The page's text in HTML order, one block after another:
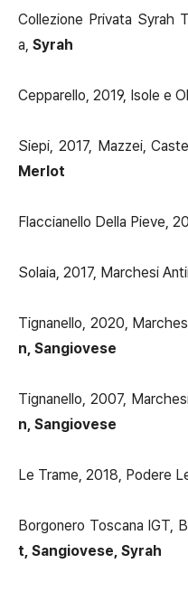
Collezione Privata Syrah
a, Syrah
Cepparello, 2019, Isole e
Siepi, 2017, Mazzei,
Merlot
Flaccianello Della Pieve,
Solaia, 2017, Marchesi
Tignanello, 2020,
n, Sangiovese
Tignanello, 2007,
n, Sangiovese
Le Trame, 2018, Podere
Borgonero Toscana IGT,
t, Sangiovese, Syrah